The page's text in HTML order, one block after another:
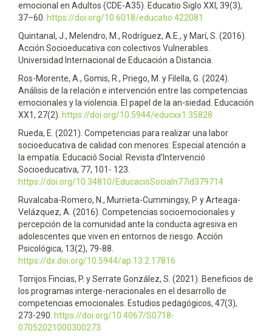
emocional en Adultos (CDE-A35). Educatio Siglo XXI, 39(3),
37–60. https://doi.org/10.6018/educatio.422081
Quintanal, J., Melendro, M., Rodríguez, A.E., y Marí, S. (2016).
Acción Socioeducativa con colectivos Vulnerables.
Universidad Internacional de Educación a Distancia.
Ros-Morente, A., Gomis, R., Priego, M. y Filella, G. (2024).
Análisis de la relación e intervención entre las competencias
emocionales y la violencia. El papel de la an-siedad. Educación
XX1, 27(2). https://doi.org/10.5944/educxx1.35828
Rueda, E. (2021). Competencias para realizar una labor
socioeducativa de calidad con menores: Especial atención a
la empatía. Educació Social: Revista d’Intervenció
Socioeducativa, 77, 101- 123.
https://doi.org/10.34810/EducacioSocialn77id379714
Ruvalcaba-Romero, N., Murrieta-Cummingsy, P. y Arteaga-
Velázquez, A. (2016). Competencias socioemocionales y
percepción de la comunidad ante la conducta agresiva en
adolescentes que viven en entornos de riesgo. Acción
Psicológica, 13(2), 79-88.
https://dx.doi.org/10.5944/ap.13.2.17816
Torrijos Fincias, P. y Serrate González, S. (2021). Beneficios de
los programas interge-neracionales en el desarrollo de
competencias emocionales. Estudios pedagógicos, 47(3),
273-290. https://doi.org/10.4067/S0718-
07052021000300273